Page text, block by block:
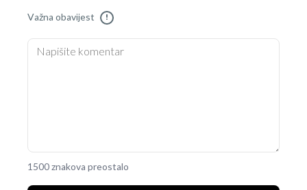
Važna obavijest !
1500 znakova preostalo